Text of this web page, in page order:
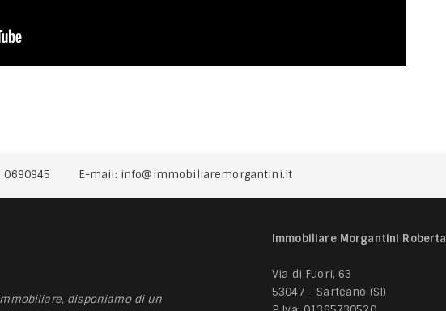
0690945 E-mail: info@immobiliaremorgantini.it
disponiamo di un
Immobiliare Morgantini Roberta
Via di Fuori, 63
53047 - Sarteano (SI)